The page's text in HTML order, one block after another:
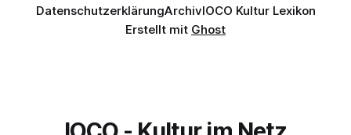
DatenschutzerklärungArchivIOCO Kultur Lexikon
Erstellt mit Ghost